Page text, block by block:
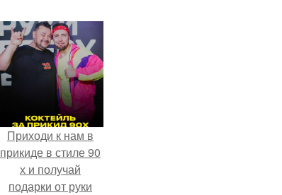
Приходи к нам в
прикиде в стиле 90
х и получай
подарки от руки